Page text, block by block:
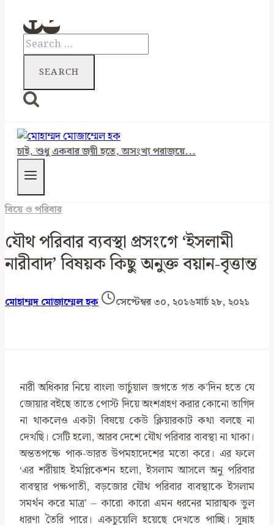
Search
for:
চাই, শুধু একবার জয়ী হতে, অসংখ্য পরাজয়ে...
বিয়ে ও পরিবার
যৌথ পরিবার ব্যবস্থা প্রসংগে ‘ইসলামী
নারীবাদ’ বিষয়ক কিছু অনুক্ত বয়ান-বৃত্তান্ত
মোহাম্মদ মোজাম্মেল হক সেপ্টেম্বর ৩০, ২০১৬মার্চ ২৮, ২০২১
নারী অধিকার নিয়ে বাংলা ভার্চুয়াল জগতে গত ক’দিন হতে যে
জোয়ার বইছে তাতে পোস্ট দিয়ে অংশগ্রহণ করার কোনো তাগিদ
না থাকলেও একটা বিষয়ে কেউ ক্লিয়ারকাট কথা বলছে না
দেখছি। সেটি হলো, আরব দেশে যৌথ পরিবার ব্যবস্থা না থাকা।
অন্ততপক্ষে পাক-ভারত উপমহাদেশের মতো করে। এর ফলে
‘এর শরীয়াহ ইমপ্লিকেশন হলো, ইসলাম আসলে অনু পরিবার
ব্যবস্থার পক্ষপাতী, বড়জোর যৌথ পরিবার ব্যবস্থাকে ইসলাম
সমর্থন করে মাত্র’ – কারো কারো এমন ধরনের মারাত্মক ভুল
ধারণা তৈরি পারে। একচুয়েলি হয়েছে দেখতে পাচ্ছি। সুন্নাহ